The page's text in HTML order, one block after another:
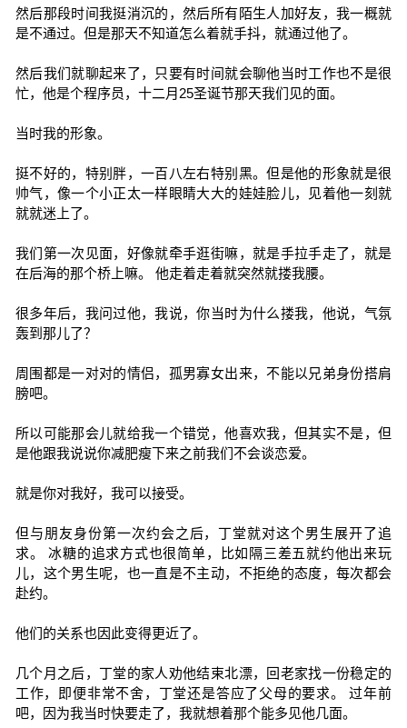
然后那段时间我挺消沉的，然后所有陌生人加好友，我一概就
是不通过。但是那天不知道怎么着就手抖，就通过他了。
然后我们就聊起来了，只要有时间就会聊他当时工作也不是很
忙，他是个程序员，十二月25圣诞节那天我们见的面。
当时我的形象。
挺不好的，特别胖，一百八左右特别黑。但是他的形象就是很
帅气，像一个小正太一样眼睛大大的娃娃脸儿，见着他一刻就
就就迷上了。
我们第一次见面，好像就牵手逛街嘛，就是手拉手走了，就是
在后海的那个桥上嘛。 他走着走着就突然就搂我腰。
很多年后，我问过他，我说，你当时为什么搂我，他说，气氛
轰到那儿了？
周围都是一对对的情侣，孤男寡女出来，不能以兄弟身份搭肩
膀吧。
所以可能那会儿就给我一个错觉，他喜欢我，但其实不是，但
是他跟我说说你减肥瘦下来之前我们不会谈恋爱。
就是你对我好，我可以接受。
但与朋友身份第一次约会之后，丁堂就对这个男生展开了追
求。 冰糖的追求方式也很简单，比如隔三差五就约他出来玩
儿，这个男生呢，也一直是不主动，不拒绝的态度，每次都会
赴约。
他们的关系也因此变得更近了。
几个月之后，丁堂的家人劝他结束北漂，回老家找一份稳定的
工作，即便非常不舍，丁堂还是答应了父母的要求。 过年前
吧，因为我当时快要走了，我就想着那个能多见他几面。